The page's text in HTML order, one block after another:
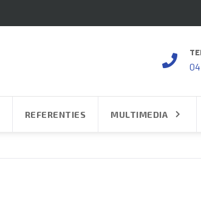
REFERENTIES MULTIMEDIA